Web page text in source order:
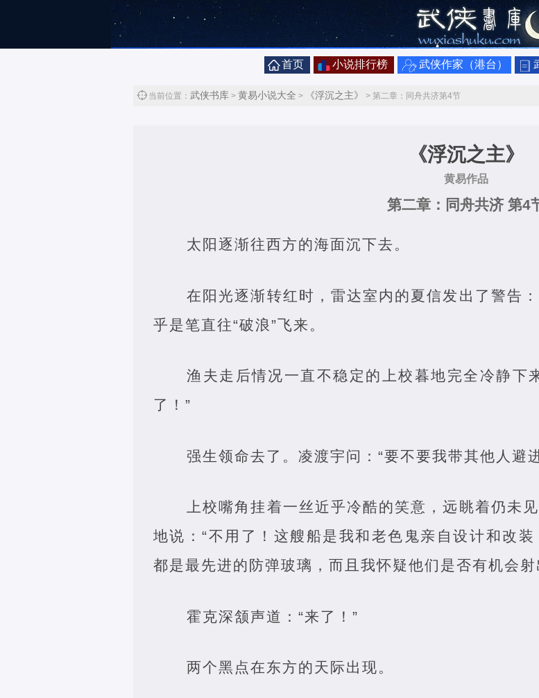
首页 小说排行榜 武侠作家（港台）
当前位置： 武侠书库 > 黄易小说大全 > 《浮沉之主》 > 第二章：同舟共济第4节
《浮沉之主》
黄易作品
第二章：同舟共济 第4
太阳逐渐往西方的海面沉下去。
在阳光逐渐转红时，雷达室内的夏信发出了警告
乎是笔直往“破浪”飞来。
渔夫走后情况一直不稳定的上校暮地完全冷静下
了！”
强生领命去了。凌渡宇问：“要不要我带其他人避
上校嘴角挂着一丝近乎冷酷的笑意，远眺着仍未
地说：“不用了！这艘船是我和老色鬼亲自设计和改
都是最先进的防弹玻璃，而且我怀疑他们是否有机会射
霍克深颔声道：“来了！”
两个黑点在东方的天际出现。